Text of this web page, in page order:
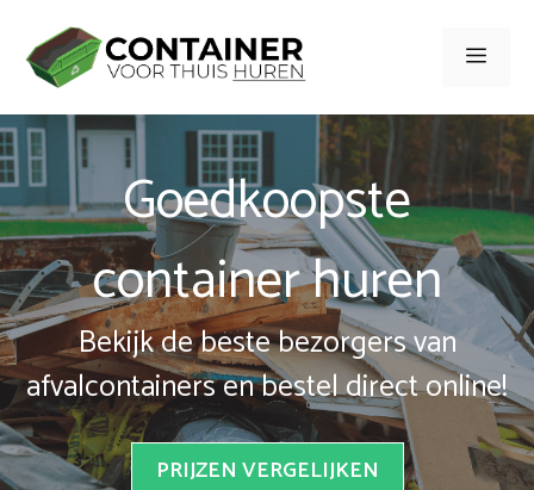
naar
inhoud
Menu
Goedkoopste
container huren
Bekijk de beste bezorgers van
afvalcontainers en bestel direct online!
PRIJZEN VERGELIJKEN